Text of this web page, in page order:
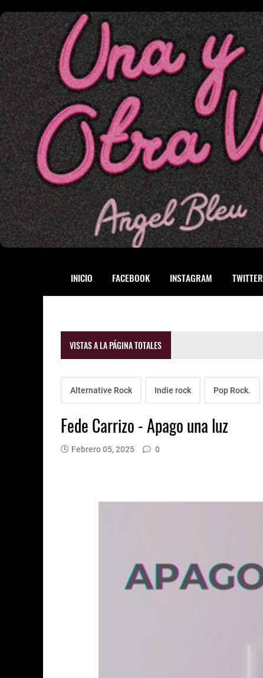
INICIO FACEBOOK INSTAGRAM TWITTER
VISTAS A LA PÁGINA TOTALES
Alternative Rock Indie rock Pop Rock.
Fede Carrizo - Apago una luz
Febrero 05, 2025 0